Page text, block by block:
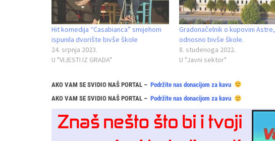
Hit komedija “Casabianca” smijehom
ispunila dvorište bivše škole
24. srpnja 2023.
U "VIJESTI IZ GRADA"
Gradonačelnik o kupovini Astre,
odnosno bivše škole.
8. studenoga 2022.
U "Javni sektor"
AKO VAM SE SVIDIO NAŠ PORTAL – Podržite nas donacijom za kavu
AKO VAM SE SVIDIO NAŠ PORTAL – Podržite nas donacijom za kavu